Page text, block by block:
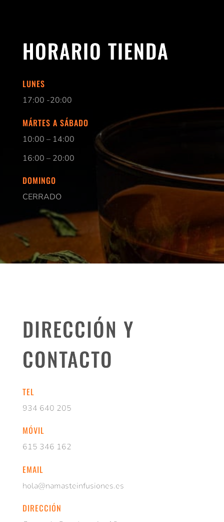
HORARIO TIENDA
LUNES
17:00 -20:00
MÁRTES A SÁBADO
10:00 – 14:00
16:00 – 20:00
DOMINGO
CERRADO
DIRECCIÓN Y
CONTACTO
TEL
934 640 205
MÓVIL
615 346 162
EMAIL
hola@namasteinfusiones.es
DIRECCIÓN